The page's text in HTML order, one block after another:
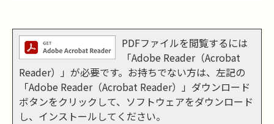
PDFファイルを閲覧するには
「Adobe Reader（Acrobat
Reader）」が必要です。お持ちでない方は、左記の
「Adobe Reader（Acrobat Reader）」ダウンロード
ボタンをクリックして、ソフトウェアをダウンロード
し、インストールしてください。